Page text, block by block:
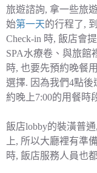
旅遊諮詢, 拿一些旅
始第一天的行程了,
Check-in 時, 飯店會
SPA水療卷、與旅館
時, 也要先預約晚餐
選擇. 因為我們4點
約晚上7:00的用餐時
飯店lobby的裝潢普
上, 所以大廳裡有準
時, 飯店服務人員也